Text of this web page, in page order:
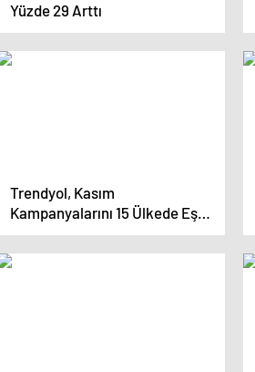
Yüzde 29 Arttı
Trendyol, Kasım
Kampanyalarını 15 Ülkede Eş
Zamanlı Olarak Gerçekleştirdi